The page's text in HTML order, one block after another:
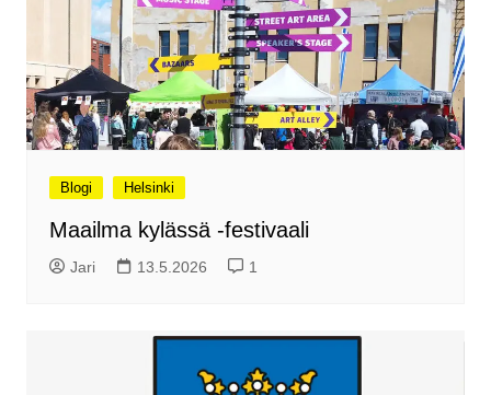
Blogi Helsinki
Maailma kylässä -festivaali
Jari 13.5.2026 1